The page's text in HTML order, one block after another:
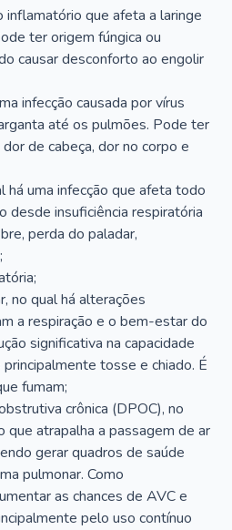
inflamatório que afeta a laringe
ter origem fúngica ou
causar desconforto ao engolir
infecção causada por vírus
até os pulmões. Pode ter
de cabeça, dor no corpo e
há uma infecção que afeta todo
desde insuficiência respiratória
perda do paladar,
no qual há alterações
a respiração e o bem-estar do
significativa na capacidade
tosse e chiado. É
fumam;
crônica (DPOC), no
que atrapalha a passagem de ar
gerar quadros de saúde
pulmonar. Como
as chances de AVC e
pelo uso contínuo